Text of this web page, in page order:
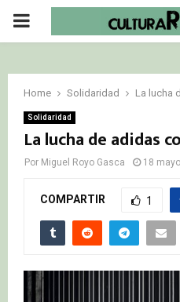
PRIMARY
Home Solidaridad La lucha
Solidaridad
La lucha de adidas
Por Miguel Royo Gasca 18
COMPARTIR 1